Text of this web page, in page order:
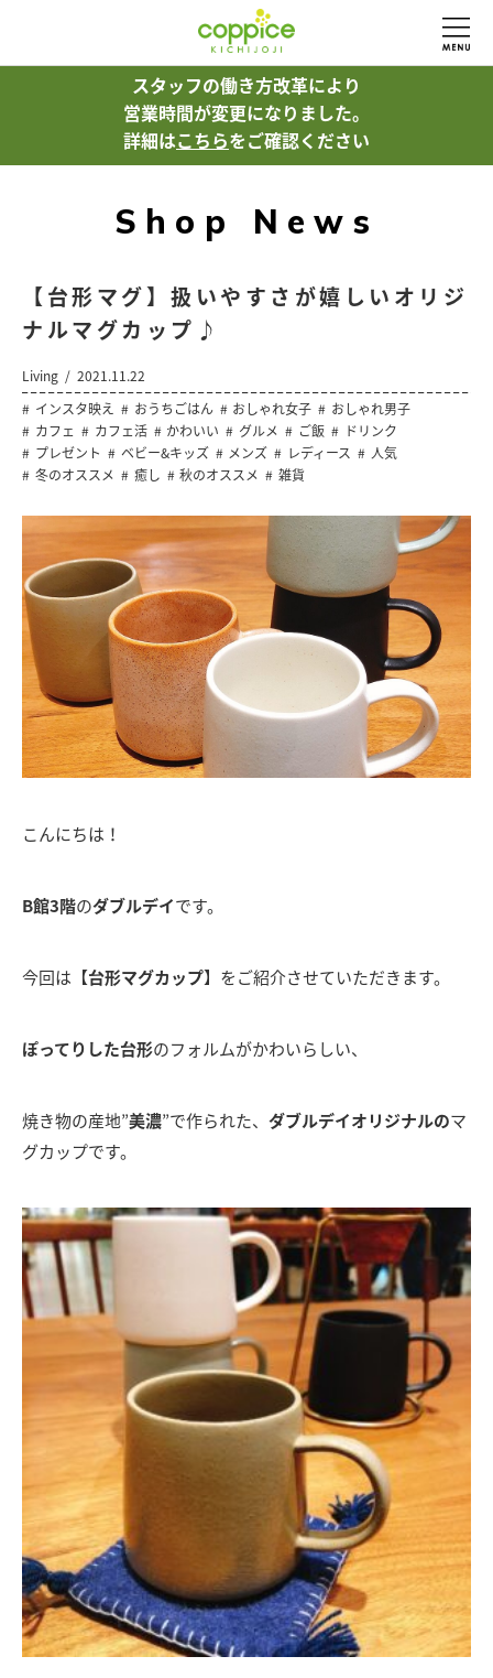
スタッフの働き方改革により
営業時間が変更になりました。
詳細はこちらをご確認ください
Shop News
【台形マグ】扱いやすさが嬉しいオリジ
ナルマグカップ♪
Living
2021.11.22
インスタ映え
おうちごはん おしゃれ女子
おしゃれ男子
カフェ
カフェ活 かわいい グルメ ご飯
ドリンク
プレゼント
ベビー&キッズ メンズ レディース
人気
冬のオススメ
癒し 秋のオススメ 雑貨
こんにちは！
B館3階のダブルデイです。
今回は【台形マグカップ】をご紹介させていただきます。
ぽってりした台形のフォルムがかわいらしい、
焼き物の産地”美濃”で作られた、 ダブルデイオリジナルのマ
グカップです。